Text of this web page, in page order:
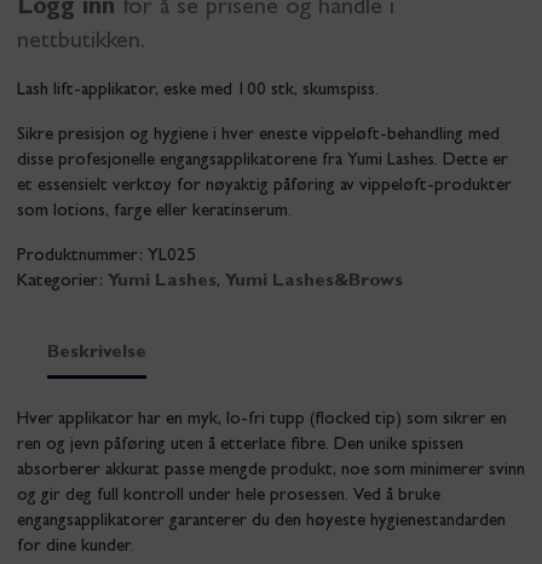
Logg inn for å se prisene og handle i
nettbutikken.
Lash lift-applikator, eske med 100 stk, skumspiss.
Sikre presisjon og hygiene i hver eneste vippeløft-behandling med
disse profesjonelle engangsapplikatorene fra Yumi Lashes. Dette er
et essensielt verktøy for nøyaktig påføring av vippeløft-produkter
som lotions, farge eller keratinserum.
Produktnummer: YL025
Kategorier: Yumi Lashes, Yumi Lashes&Brows
Beskrivelse
Hver applikator har en myk, lo-fri tupp (flocked tip) som sikrer en
ren og jevn påføring uten å etterlate fibre. Den unike spissen
absorberer akkurat passe mengde produkt, noe som minimerer svinn
og gir deg full kontroll under hele prosessen. Ved å bruke
engangsapplikatorer garanterer du den høyeste hygienestandarden
for dine kunder.